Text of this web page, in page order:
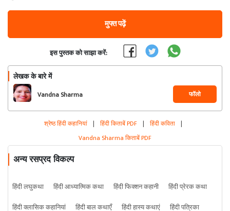
मुफ्त पढ़ें
इस पुस्तक को साझा करें:
लेखक के बारे में
Vandna Sharma फॉलो
श्रेष्ठ हिंदी कहानियां | हिंदी किताबें PDF | हिंदी कविता |
Vandna Sharma किताबें PDF
अन्य रसप्रद विकल्प
हिंदी लघुकथा हिंदी आध्यात्मिक कथा हिंदी फिक्शन कहानी
हिंदी प्रेरक कथा
हिंदी क्लासिक कहानियां
हिंदी बाल कथाएँ हिंदी हास्य कथाएं हिंदी पत्रिका